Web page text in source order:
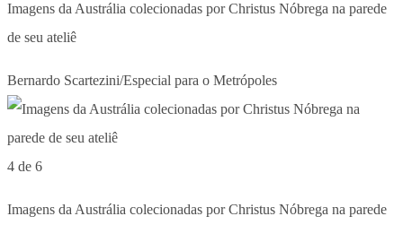
Imagens da Austrália colecionadas por Christus Nóbrega na parede
de seu ateliê
Bernardo Scartezini/Especial para o Metrópoles
4 de 6
Imagens da Austrália colecionadas por Christus Nóbrega na parede